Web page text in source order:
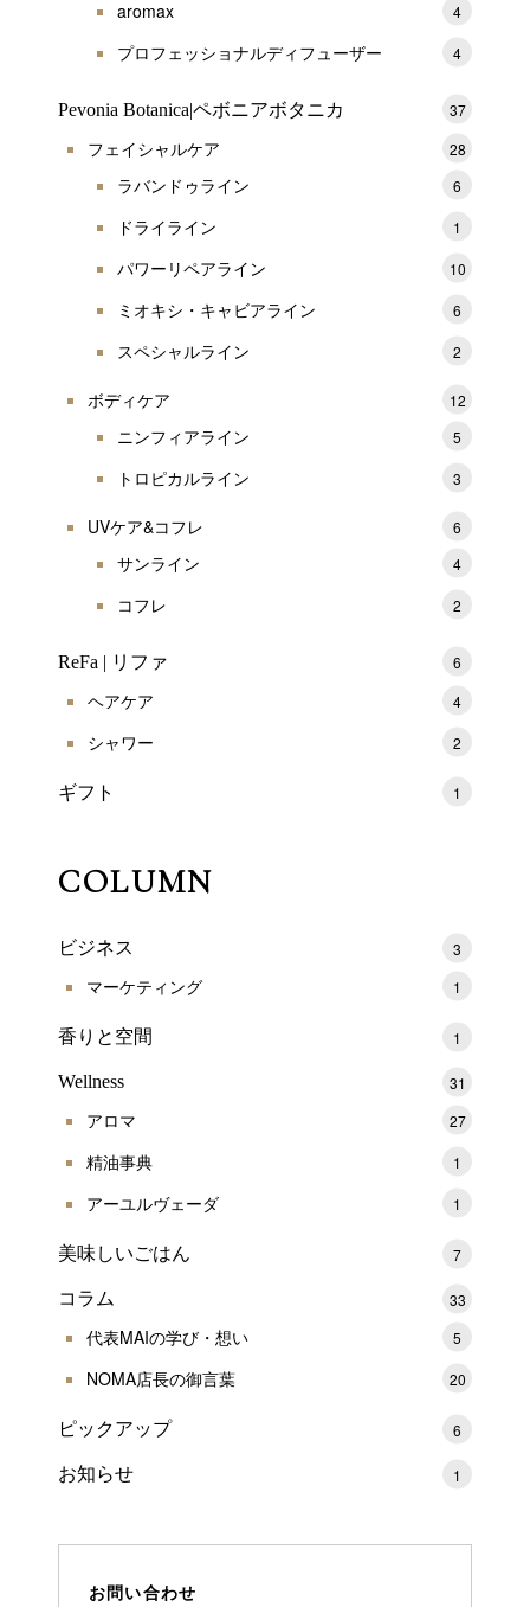
aromax 4
プロフェッショナルディフューザー 4
Pevonia Botanica|ペボニアボタニカ 37
フェイシャルケア 28
ラバンドゥライン 6
ドライライン 1
パワーリペアライン 10
ミオキシ・キャビアライン 6
スペシャルライン 2
ボディケア 12
ニンフィアライン 5
トロピカルライン 3
UVケア&コフレ 6
サンライン 4
コフレ 2
ReFa | リファ 6
ヘアケア 4
シャワー 2
ギフト 1
COLUMN
ビジネス 3
マーケティング 1
香りと空間 1
Wellness 31
アロマ 27
精油事典 1
アーユルヴェーダ 1
美味しいごはん 7
コラム 33
代表MAIの学び・想い 5
NOMA店長の御言葉 20
ピックアップ 6
お知らせ 1
お問い合わせ